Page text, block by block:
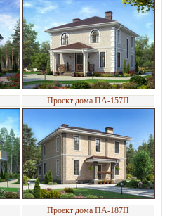
Проект дома ПА-157П
Проект дома ПА-187П